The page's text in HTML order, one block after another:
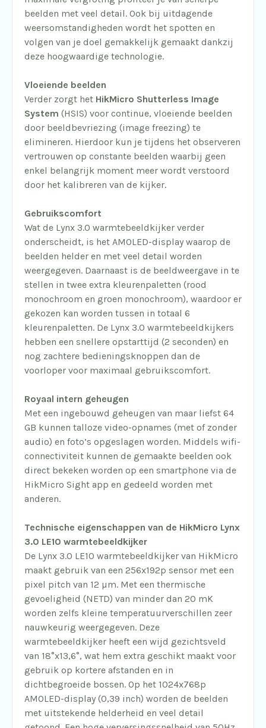
beelden met veel detail. Ook bij uitdagende
weersomstandigheden wordt het spotten en
volgen van je doel gemakkelijk gemaakt dankzij
deze hoogwaardige technologie.
Vloeiende beelden
Verder zorgt het HikMicro Shutterless Image
System (HSIS) voor continue, vloeiende beelden
door beeldbevriezing (image freezing) te
elimineren. Hierdoor kun je tijdens het observeren
vertrouwen op constante beelden waarbij geen
enkel belangrijk moment meer wordt verstoord
door het kalibreren van de kijker.
Gebruikscomfort
Wat de Lynx 3.0 warmtebeeldkijker verder
onderscheidt, is het AMOLED-display waarop de
beelden helder en met veel detail worden
weergegeven. Daarnaast is de beeldweergave in te
stellen in twee extra kleurenpaletten (rood
monochroom en groen monochroom), waardoor er
gekozen kan worden tussen in totaal 6
kleurenpaletten. De Lynx 3.0 warmtebeeldkijkers
hebben een snellere opstarttijd (2 seconden) en
nog zachtere bedieningsknoppen dan de
voorloper voor maximaal gebruikscomfort.
Royaal intern geheugen
Met een ingebouwd geheugen van maar liefst 64
GB kunnen talloze video-opnames (met of zonder
audio) en foto’s opgeslagen worden. Middels wifi-
connectiviteit kunnen de gemaakte beelden ook
direct bekeken worden op een smartphone via de
HikMicro Sight app en gedeeld worden met
anderen.
Technische eigenschappen van de HikMicro Lynx
3.0 LE10 warmtebeeldkijker
De Lynx 3.0 LE10 warmtebeeldkijker van HikMicro
maakt gebruik van een 256x192p sensor met een
pixel pitch van 12 µm. Met een thermische
gevoeligheid (NETD) van minder dan 20 mK
worden zelfs kleine temperatuurverschillen zeer
nauwkeurig weergegeven. Deze
warmtebeeldkijker heeft een wijd gezichtsveld
van 18°x13,6°, wat hem extra geschikt maakt voor
gebruik op kortere afstanden en in
dichtbegroeide bossen. Op het 1024x768p
AMOLED-display (0,39 inch) worden de beelden
met uitstekende helderheid en veel detail